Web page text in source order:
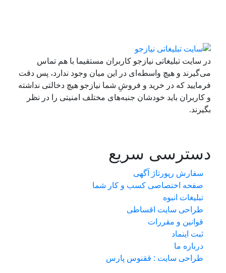
در سایت تبلیغاتی نیازجو کاربران مستقیما با هم تماس
می‌گیرند و هیچ واسطه‌ای در این میان وجود ندارد، پس دقت
فرمایید که در خرید و فروشِ شما نیازجو هیچ دخالتی نداشته
و کاربران باید خودشان جنبه‌های مختلف امنیتی را در نظر
بگیرند.
دسترسی سریع
سفارش رپورتاژ آگهی
صفحه اختصاصی کسب و کار شما
تبلیغات انبوه
طراحی سایت اقساطی
قوانین و مقررات
ثبت اینماد
درباره ما
طراحی سایت : ققنوس پارس